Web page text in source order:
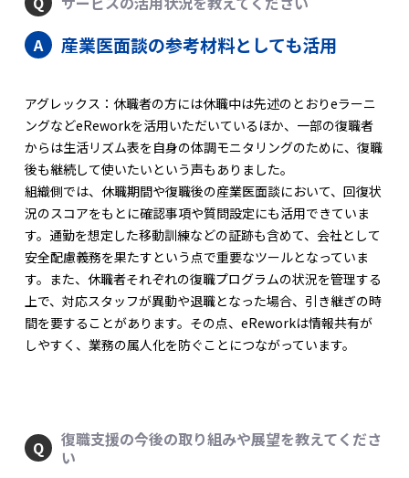
産業医面談の参考材料としても活用
アグレックス：休職者の方には休職中は先述のとおりeラーニ
ングなどeReworkを活用いただいているほか、一部の復職者
からは生活リズム表を自身の体調モニタリングのために、復職
後も継続して使いたいという声もありました。
組織側では、休職期間や復職後の産業医面談において、回復状
況のスコアをもとに確認事項や質問設定にも活用できていま
す。通勤を想定した移動訓練などの証跡も含めて、会社として
安全配慮義務を果たすという点で重要なツールとなっていま
す。また、休職者それぞれの復職プログラムの状況を管理する
上で、対応スタッフが異動や退職となった場合、引き継ぎの時
間を要することがあります。その点、eReworkは情報共有が
しやすく、業務の属人化を防ぐことにつながっています。
復職支援の今後の取り組みや展望を教えてくださ
い